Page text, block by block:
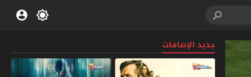
جديد الإضافات